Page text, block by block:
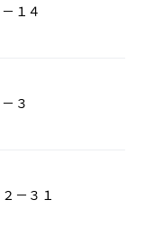
１４
３
－３１